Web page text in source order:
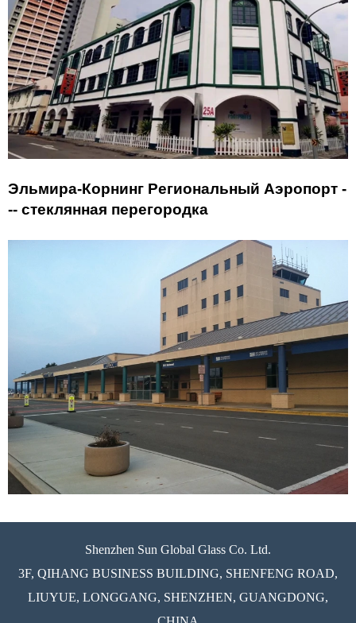
Эльмира-Корнинг Региональный Аэропорт -
-- стеклянная перегородка
Shenzhen Sun Global Glass Co. Ltd.
3F, QIHANG BUSINESS BUILDING, SHENFENG ROAD,
LIUYUE, LONGGANG, SHENZHEN, GUANGDONG,